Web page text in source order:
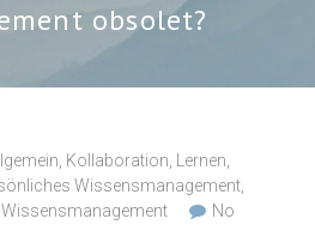
obsolet?
Kollaboration Lernen
Wissensmanagement
,Wissensmanagement
No